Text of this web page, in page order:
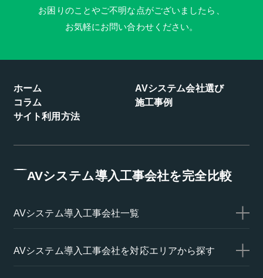
お困りのことやご不明な点がございましたら、
お気軽にお問い合わせください。
ホーム
AVシステム会社選び
コラム
施工事例
サイト利用方法
AVシステム導入工事会社を完全比較
AVシステム導入工事会社一覧
AVシステム導入工事会社を対応エリアから探す